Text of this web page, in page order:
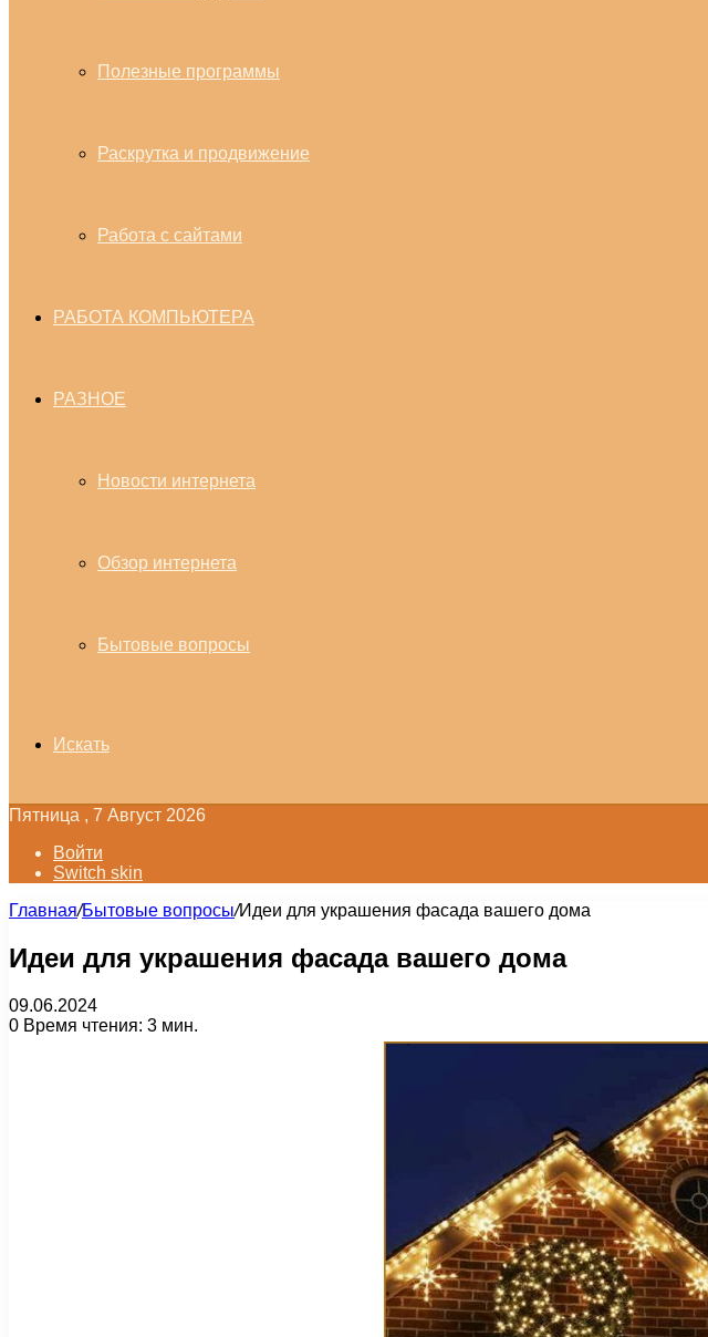
Полезные программы
Раскрутка и продвижение
Работа с сайтами
РАБОТА КОМПЬЮТЕРА
РАЗНОЕ
Новости интернета
Обзор интернета
Бытовые вопросы
Искать
Пятница , 7 Август 2026
Войти
Switch skin
Главная/Бытовые вопросы/Идеи для украшения фасада вашего дома
Идеи для украшения фасада вашего дома
09.06.2024
0 Время чтения: 3 мин.